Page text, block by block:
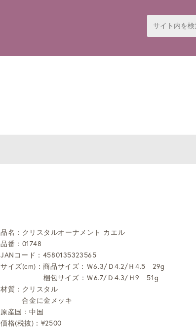
品名：クリスタルオーナメント カエル
品番：01748
JANコード：4580135323565
サイズ(cm)：商品サイズ：Ｗ6.3/Ｄ4.2/Ｈ4.5 29g
梱包サイズ：Ｗ6.7/Ｄ4.3/Ｈ9 51g
材質：クリスタル
合金に金メッキ
原産国：中国
価格(税抜)：¥2500